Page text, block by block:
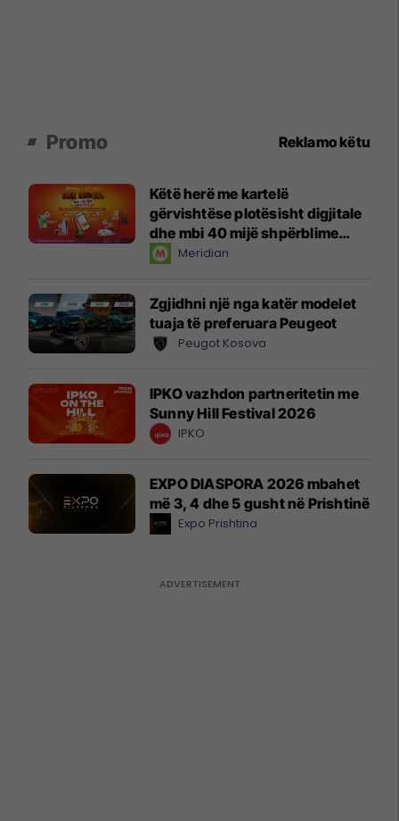
Promo Reklamo këtu
Këtë herë me kartelë
gërvishtëse plotësisht digjitale
dhe mbi 40 mijë shpërblime
instant!Meridian
Zgjidhni një nga katër modelet
tuaja të preferuara Peugeot
Peugot Kosova
IPKO vazhdon partneritetin me
Sunny Hill Festival 2026
IPKO
EXPO DIASPORA 2026 mbahet
më 3, 4 dhe 5 gusht në Prishtinë
Expo Prishtina